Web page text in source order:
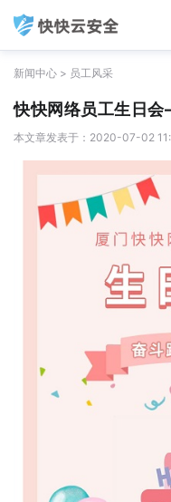
新闻中心 > 员工风采
快快网络员工生日
本文章发表于：2020-07-02